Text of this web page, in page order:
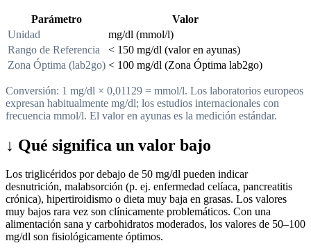
Parámetro
Valor
Unidad
mg/dl (mmol/l)
Rango de Referencia
< 150 mg/dl (valor en ayunas)
Zona Óptima (lab2go) < 100 mg/dl (Zona Óptima lab2go)
Conversión: 1 mg/dl × 0,01129 = mmol/l. Los laboratorios europeos
expresan habitualmente mg/dl; los estudios internacionales con
frecuencia mmol/l. El valor en ayunas es la medición estándar.
↓ Qué significa un valor bajo
Los triglicéridos por debajo de 50 mg/dl pueden indicar
desnutrición, malabsorción (p. ej. enfermedad celíaca, pancreatitis
crónica), hipertiroidismo o dieta muy baja en grasas. Los valores
muy bajos rara vez son clínicamente problemáticos. Con una
alimentación sana y carbohidratos moderados, los valores de 50–100
mg/dl son fisiológicamente óptimos.